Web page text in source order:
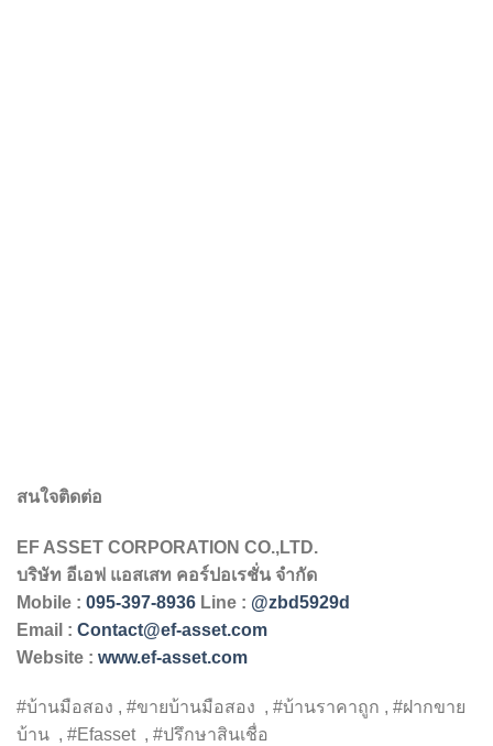
สนใจติดต่อ
EF ASSET CORPORATION CO.,LTD.
บริษัท อีเอฟ แอสเสท คอร์ปอเรชั่น จำกัด
Mobile : 095-397-8936 Line : @zbd5929d
Email : Contact@ef-asset.com
Website : www.ef-asset.com
#บ้านมือสอง , #ขายบ้านมือสอง , #บ้านราคาถูก , #ฝากขาย
บ้าน , #Efasset , #ปรึกษาสินเชื่อ